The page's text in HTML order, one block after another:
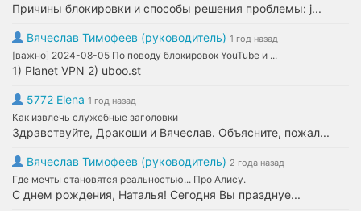
Причины блокировки и способы решения проблемы: j...
Вячеслав Тимофеев (руководитель) 1 год назад
[важно] 2024-08-05 По поводу блокировок YouTube и ...
1) Planet VPN 2) uboo.st
5772 Elena 1 год назад
Как извлечь служебные заголовки
Здравствуйте, Дракоши и Вячеслав. Объясните, пожал...
Вячеслав Тимофеев (руководитель) 2 года назад
Где мечты становятся реальностью... Про Алису.
С днем рождения, Наталья! Сегодня Вы празднуе...